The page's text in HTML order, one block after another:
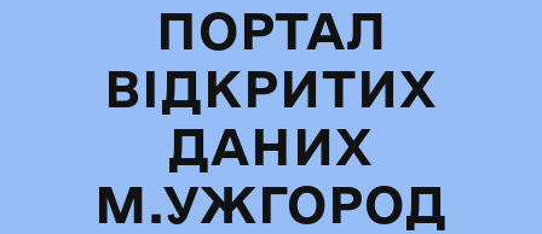
ПОРТАЛ
ВІДКРИТИХ
ДАНИХ
М.УЖГОРОД